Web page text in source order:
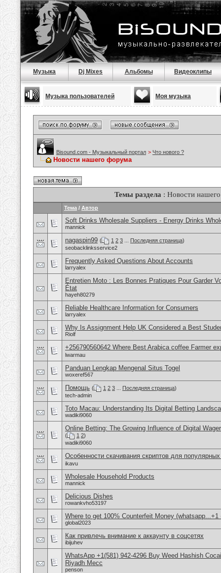
Музыка Dj Mixes Альбомы Видеоклипы
Музыка пользователей Моя музыка
Bisound.com - Музыкальный портал > Что нового ?
Новости нашего форума
Темы раздела : Новости
Тема / Автор
Soft Drinks Wholesale Suppliers - Energy Drinks
mannick
nagaspin99 ( 1 2 3 Последняя страница)
seobacklinksservice2
Frequently Asked Questions About Accounts
larryalex
Entretien Moto : Les Bonnes Pratiques Pour Garder
État
hayeh80279
Reliable Healthcare Information for Consumers
larryalex
Why Is Assignment Help UK Considered a Best
Riolf
+256790560642 Where Best Arabica coffee Farmer
lwarmau
Panduan Lengkap Mengenal Situs Togel
woxeref567
Помощь ( 1 2 3 Последняя страница)
tech-admin
Toto Macau: Understanding Its Digital Betting
wadiki9060
Online Betting: The Growing Influence of Digital
( 1 2)
wadiki9060
Особенности скачивания скриптов для
ikavu
Wholesale Household Products
mannick
Delicious Dishes
rowankvho53197
Where to get 100% Counterfeit Money (whatsapp...+1
global2023
Как привлечь внимание к аккаунту в соцсетях
ibijuhev
WhatsApp +1(581) 942-4296 Buy Weed Hashish
Riyadh Mecc
penson